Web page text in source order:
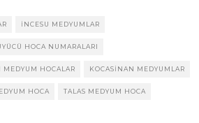
INCESU MEDYUMLAR
HOCA NUMARALARI
MEDYUM HOCALAR KOCASINAN MEDYUMLAR
HOCA TALAS MEDYUM HOCA